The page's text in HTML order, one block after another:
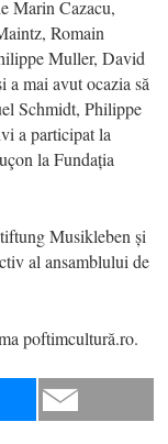
Marin Cazacu,
Romain
Muller, David
mai avut ocazia să
Schmidt, Philippe
a participat la
la Fundația
Musikleben și
al ansamblului de
poftimcultură.ro.